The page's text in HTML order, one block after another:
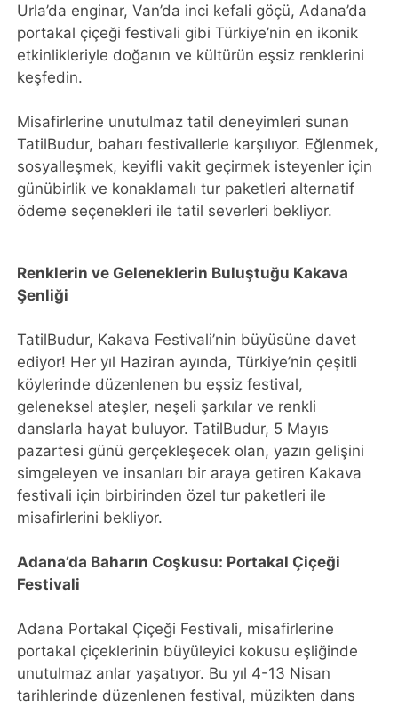
Urla’da enginar, Van’da inci kefali göçü, Adana’da
portakal çiçeği festivali gibi Türkiye’nin en ikonik
etkinlikleriyle doğanın ve kültürün eşsiz renklerini
keşfedin.
Misafirlerine unutulmaz tatil deneyimleri sunan
TatilBudur, baharı festivallerle karşılıyor. Eğlenmek,
sosyalleşmek, keyifli vakit geçirmek isteyenler için
günübirlik ve konaklamalı tur paketleri alternatif
ödeme seçenekleri ile tatil severleri bekliyor.
Renklerin ve Geleneklerin Buluştuğu Kakava
Şenliği
TatilBudur, Kakava Festivali’nin büyüsüne davet
ediyor! Her yıl Haziran ayında, Türkiye’nin çeşitli
köylerinde düzenlenen bu eşsiz festival,
geleneksel ateşler, neşeli şarkılar ve renkli
danslarla hayat buluyor. TatilBudur, 5 Mayıs
pazartesi günü gerçekleşecek olan, yazın gelişini
simgeleyen ve insanları bir araya getiren Kakava
festivali için birbirinden özel tur paketleri ile
misafirlerini bekliyor.
Adana’da Baharın Coşkusu: Portakal Çiçeği
Festivali
Adana Portakal Çiçeği Festivali, misafirlerine
portakal çiçeklerinin büyüleyici kokusu eşliğinde
unutulmaz anlar yaşatıyor. Bu yıl 4-13 Nisan
tarihlerinde düzenlenen festival, müzikten dans